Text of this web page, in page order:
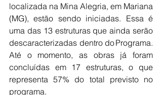
localizada na Mina Alegria, em Mariana
(MG), estão sendo iniciadas. Essa é
uma das 13 estruturas que ainda serão
descaracterizadas dentro do Programa.
Até o momento, as obras já foram
concluídas em 17 estruturas, o que
representa 57% do total previsto no
programa.